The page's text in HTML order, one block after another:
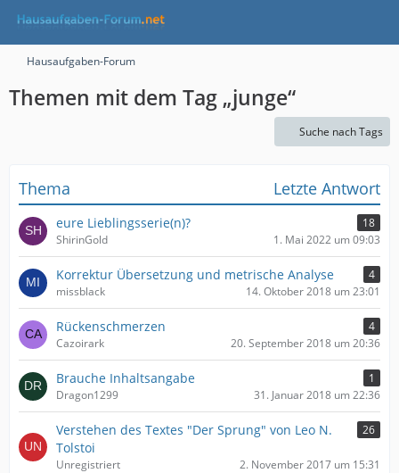
Hausaufgaben-Forum
Themen mit dem Tag „junge“
Suche nach Tags
Thema Letzte Antwort
eure Lieblingsserie(n)?
18
ShirinGold
1. Mai 2022 um 09:03
Korrektur Übersetzung und metrische Analyse
4
missblack
14. Oktober 2018 um 23:01
Rückenschmerzen
4
Cazoirark
20. September 2018 um 20:36
Brauche Inhaltsangabe
1
Dragon1299
31. Januar 2018 um 22:36
Verstehen des Textes "Der Sprung" von Leo N.
Tolstoi
26
Unregistriert 2. November 2017 um 15:31